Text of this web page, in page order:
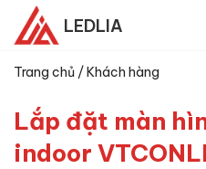
LEDLIA
Trang chủ /Khách hàng
Lắp đặt màn
indoor